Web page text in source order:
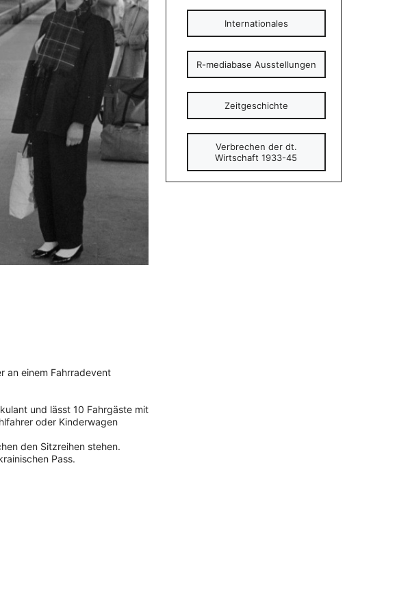
an einem Fahrradevent
und lässt 10 Fahrgäste mit
oder Kinderwagen
den Sitzreihen stehen.
Pass.
Internationales
R-mediabase Ausstellungen
Zeitgeschichte
Verbrechen der dt.
Wirtschaft 1933-45